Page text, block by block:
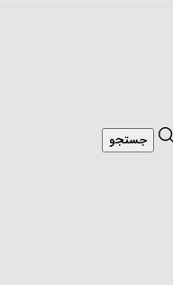
جستجو